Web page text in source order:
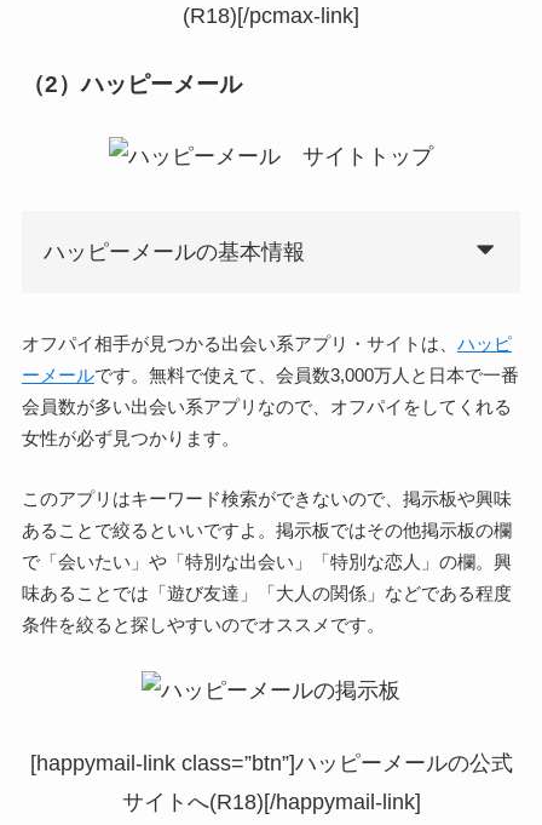
(R18)[/pcmax-link]
（2）ハッピーメール
ハッピーメールの基本情報
オフパイ相手が見つかる出会い系アプリ・サイトは、 ハッピ
ーメールです。無料で使えて、会員数3,000万人と日本で一番
会員数が多い出会い系アプリなので、オフパイをしてくれる
女性が必ず見つかります。
このアプリはキーワード検索ができないので、掲示板や興味
あることで絞るといいですよ。掲示板ではその他掲示板の欄
で「会いたい」や「特別な出会い」「特別な恋人」の欄。興
味あることでは「遊び友達」「大人の関係」などである程度
条件を絞ると探しやすいのでオススメです。
[happymail-link class=”btn”]ハッピーメールの公式
サイトへ(R18)[/happymail-link]